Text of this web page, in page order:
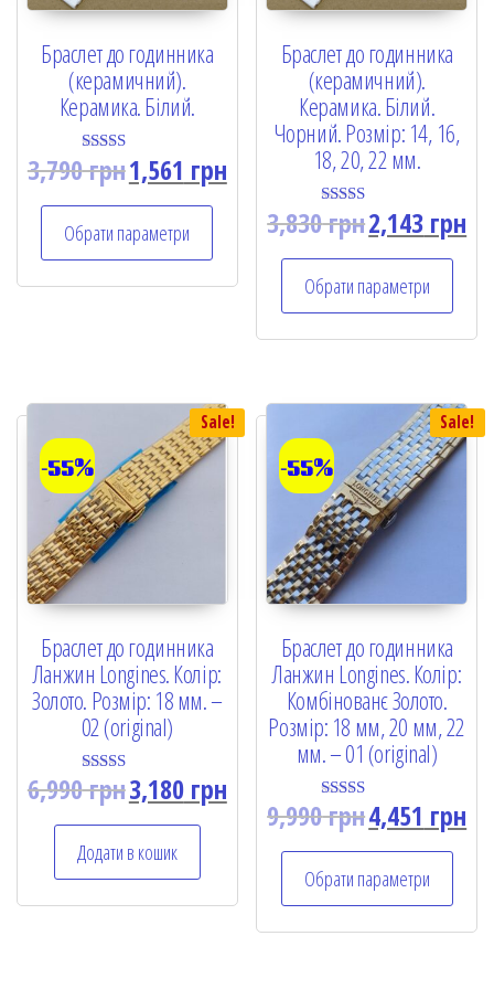
Браслет до годинника
(керамичний).
Керамика. Білий.
Rated
5.00
3,790грн1,561 грн
Обрати параметри
Браслет до годинника
(керамичний).
Керамика. Білий.
Чорний. Розмір: 14, 16,
18, 20, 22 мм.
Rated
5.00
3,830грн2,143 грн
Обрати параметри
Sale!
-55%
Браслет до годинника
Ланжин Longines. Колір:
Золото. Розмір: 18 мм. –
02 (original)
Rated
5.00
6,990грн3,180грн
Додати в кошик
Sale!
-55%
Браслет до годинника
Ланжин Longines. Колір:
Комбінованє Золото.
Розмір: 18 мм, 20 мм, 22
мм. – 01 (original)
Rated
5.00
9,990грн4,451 грн
Обрати параметри